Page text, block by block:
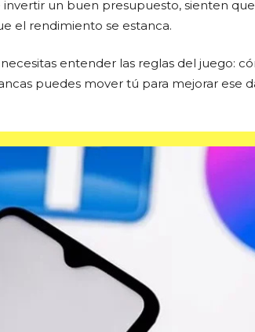
un buen presupuesto, sienten
el rendimiento se estanca.
necesitas entender las reglas del juego:
puedes mover tú para mejorar ese